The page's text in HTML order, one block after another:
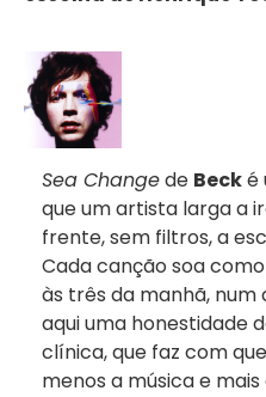
Sea Changede Becké
que um artista larga a
frente, sem filtros, a
Cada canção soa
às três da manhã, num
aqui uma honestidade
clínica, que faz com
menos a música e mais